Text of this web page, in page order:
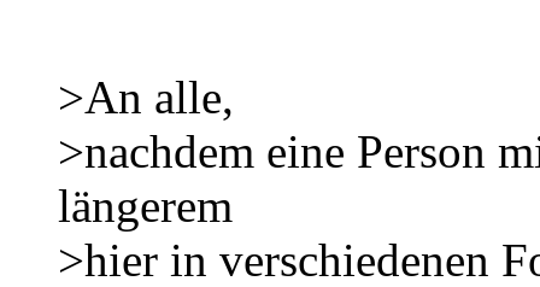
>An alle,
>nachdem eine Person
längerem
>hier in verschiedenen